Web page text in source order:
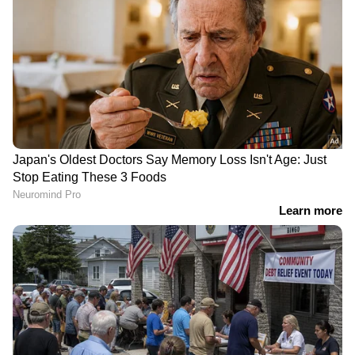
യഥാർത്ഥ നെയ്യുടെ
മണവും രുചിയും: വ്യാജ
നാടൻ നെയ്യ് നിർമാണ
സംഘം പിടിയിൽ;
രാസപദാർത്ഥങ്ങൾ
ഉപയോഗിച്ച്
സൂറത്ത് പൊലീസ്
നീറ്റ് ചോദ്യപ്പേപ്പർ ചോർച്ച:
പണത്തിനായി ചോദ്യം
വിറ്റത് എൻടിഎയിലെ
വിഷയ വിദഗ്ദ്ധരെന്ന്
വേർപിരിയുന്നില്ല;
വിജയ്‍യിൽ നിന്ന്
വിവാഹമോചനം വേണ്ടെന്ന്
'ആരും ഒന്നുകൊണ്ടും
പേടിക്കണ്ട, ഞാനുണ്ട്
നിങ്ങൾക്കൊപ്പം';